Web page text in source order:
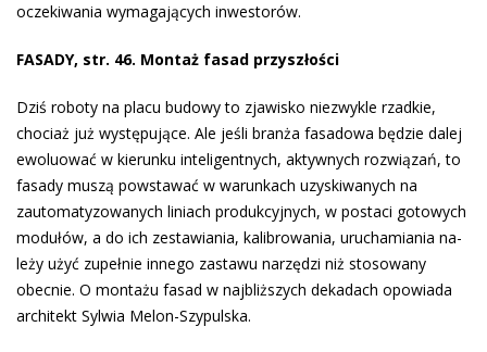
oczekiwania wymagających inwestorów.
FASADY, str. 46. Montaż fasad przyszłości
Dziś roboty na pla­cu budowy to zjawisko niezwykle rzadkie,
chociaż już występujące. Ale jeśli branża fasadowa bę­dzie dalej
ewoluować w kierunku inteligent­nych, aktywnych rozwiązań, to
fasady mu­szą powstawać w warunkach uzyskiwanych na
zautomatyzowanych liniach produkcyjnych, w postaci gotowych
modułów, a do ich ze­stawiania, kalibrowania, uruchamiania na­
leży użyć zupełnie innego zastawu narzędzi niż stosowany
obecnie. O montażu fasad w najbliższych dekadach opowiada
architekt Sylwia Melon-Szypulska.